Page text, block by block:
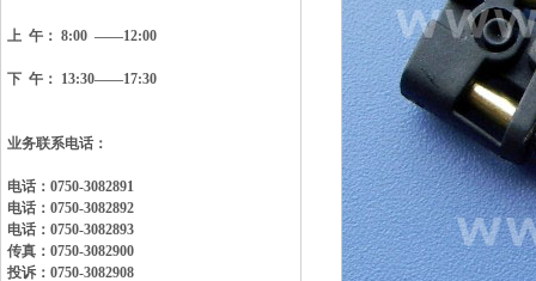
上 午： 8:00 ——12:00
下 午： 13:30——17:30
业务联系电话：
电话：0750-3082891
电话：0750-3082892
电话：0750-3082893
传真：0750-3082900
投诉：0750-3082908